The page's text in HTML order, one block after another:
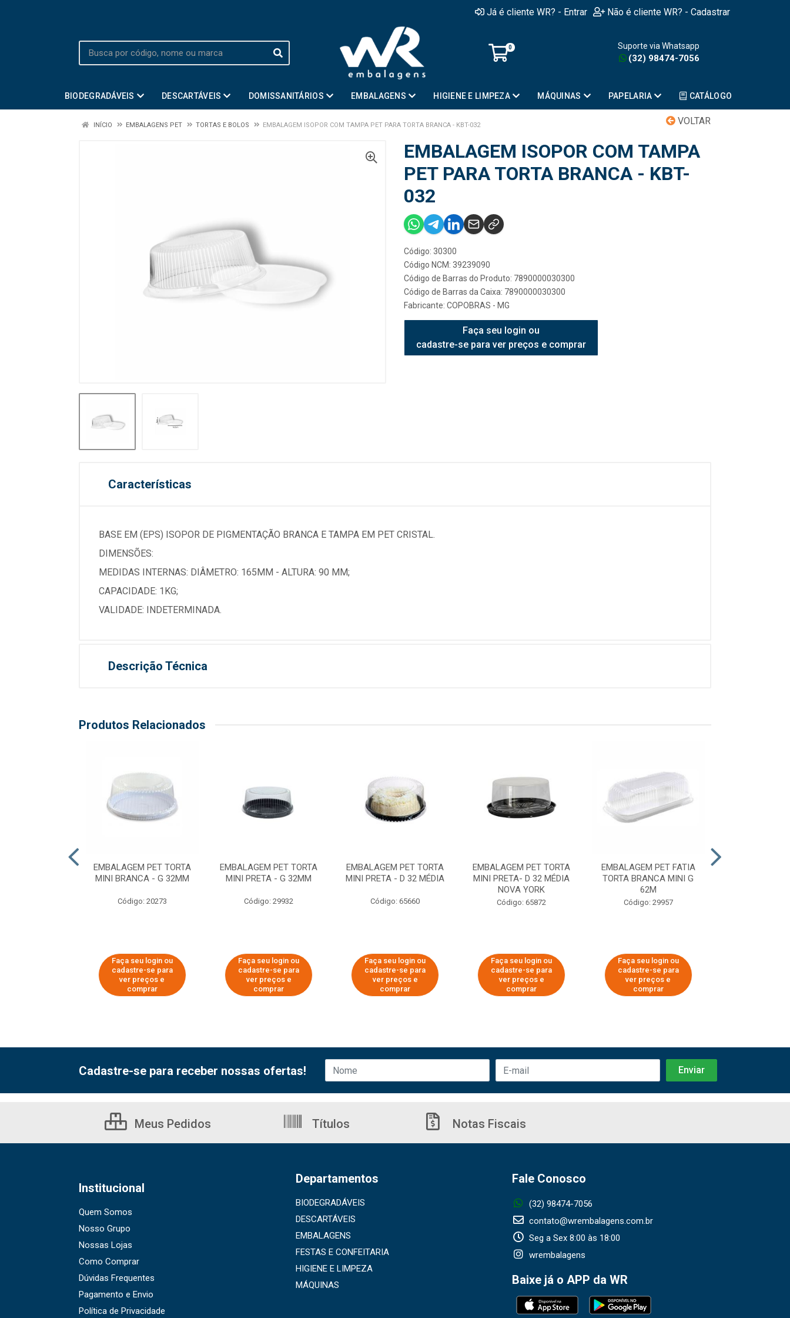
Já é cliente WR? - Entrar Não é cliente WR? - Cadastrar
0 Suporte via Whatsapp
(32) 98474-7056
BIODEGRADÁVEIS DESCARTÁVEIS DOMISSANITÁRIOS EMBALAGENS HIGIENE E LIMPEZA MÁQUINAS PAPELARIA CATÁLOGO
VOLTAR
INÍCIO EMBALAGENS PET TORTAS E BOLOS EMBALAGEM ISOPOR COM TAMPA PET PARA TORTA BRANCA - KBT-032
EMBALAGEM ISOPOR COM TAMPA
PET PARA TORTA BRANCA - KBT-
032
Código: 30300
Código NCM: 39239090
Código de Barras do Produto: 7890000030300
Código de Barras da Caixa: 7890000030300
Fabricante: COPOBRAS - MG
Faça seu login ou
cadastre-se para ver preços e comprar
Características
BASE EM (EPS) ISOPOR DE PIGMENTAÇÃO BRANCA E TAMPA EM PET CRISTAL.
DIMENSÕES:
MEDIDAS INTERNAS: DIÂMETRO: 165MM - ALTURA: 90 MM;
CAPACIDADE: 1KG;
VALIDADE: INDETERMINADA.
Descrição Técnica
Produtos Relacionados
EMBALAGEM PET TORTA
MINI BRANCA - G 32MM
Código: 20273
Faça seu login ou
cadastre-se para
ver preços e
comprar
EMBALAGEM PET TORTA
MINI PRETA - G 32MM
Código: 29932
Faça seu login ou
cadastre-se para
ver preços e
comprar
EMBALAGEM PET TORTA
MINI PRETA - D 32 MÉDIA
Código: 65660
Faça seu login ou
cadastre-se para
ver preços e
comprar
EMBALAGEM PET TORTA
MINI PRETA- D 32 MÉDIA
NOVA YORK
Código: 65872
Faça seu login ou
cadastre-se para
ver preços e
comprar
EMBALAGEM PET FATIA
TORTA BRANCA MINI G
62M
Código: 29957
Faça seu login ou
cadastre-se para
ver preços e
comprar
Cadastre-se para receber nossas ofertas!
Meus Pedidos Títulos Notas Fiscais
Institucional
Quem Somos
Nosso Grupo
Nossas Lojas
Como Comprar
Dúvidas Frequentes
Pagamento e Envio
Política de Privacidade
Departamentos
BIODEGRADÁVEIS
DESCARTÁVEIS
EMBALAGENS
FESTAS E CONFEITARIA
HIGIENE E LIMPEZA
MÁQUINAS
Fale Conosco
(32) 98474-7056
contato@wrembalagens.com.br
Seg a Sex 8:00 às 18:00
wrembalagens
Baixe já o APP da WR